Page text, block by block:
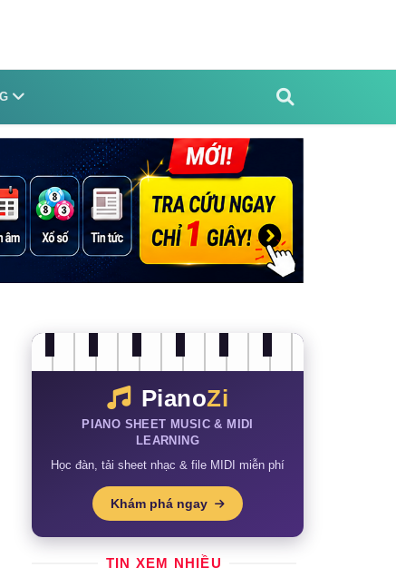
PianoZi
PIANO SHEET MUSIC & MIDI
LEARNING
Học đàn, tải sheet nhạc & file MIDI miễn phí
Khám phá ngay
TIN XEM NHIỀU